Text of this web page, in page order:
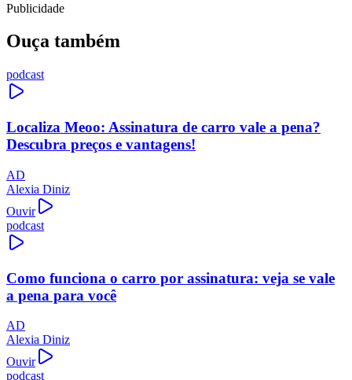
Publicidade
Ouça também
podcast
Localiza Meoo: Assinatura de carro vale a pena?
Descubra preços e vantagens!
AD
Alexia Diniz
Ouvir
podcast
Como funciona o carro por assinatura: veja se vale
a pena para você
AD
Alexia Diniz
Ouvir
podcast